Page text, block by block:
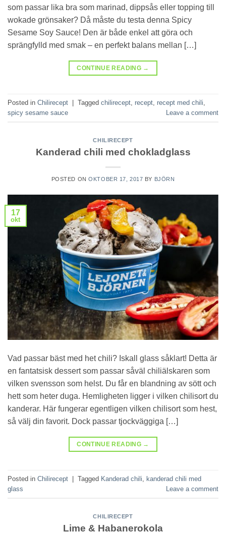
som passar lika bra som marinad, dippsås eller topping till
wokade grönsaker? Då måste du testa denna Spicy
Sesame Soy Sauce! Den är både enkel att göra och
sprängfylld med smak – en perfekt balans mellan […]
CONTINUE READING →
Posted in Chilirecept | Tagged chilirecept recept recept med chili
spicy sesame sauce
Leave a comment
CHILIRECEPT
Kanderad chili med chokladglass
POSTED ONOKTOBER 17, 2017 BY BJÖRN
17
okt
Vad passar bäst med het chili? Iskall glass såklart! Detta är
en fantatsisk dessert som passar såväl chiliälskaren som
vilken svensson som helst. Du får en blandning av sött och
hett som heter duga. Hemligheten ligger i vilken chilisort du
kanderar. Här fungerar egentligen vilken chilisort som hest,
så välj din favorit. Dock passar tjockväggiga […]
CONTINUE READING →
Posted in Chilirecept | Tagged Kanderad chili
kanderad chili med
glass
Leave a comment
CHILIRECEPT
Lime & Habanerokola